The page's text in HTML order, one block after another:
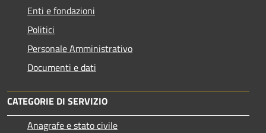
Enti e fondazioni
Politici
Personale Amministrativo
Documenti e dati
CATEGORIE DI SERVIZIO
Anagrafe e stato civile